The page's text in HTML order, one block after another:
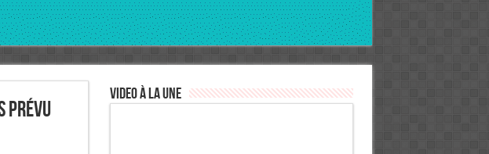
prévu
Video à la Une